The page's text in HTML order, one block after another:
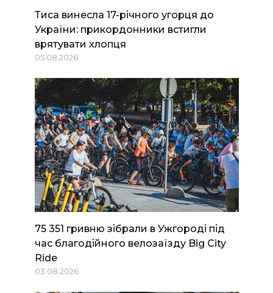
Тиса винесла 17-річного угорця до
України: прикордонники встигли
врятувати хлопця
05.08.2026
75 351 гривню зібрали в Ужгороді під
час благодійного велозаїзду Big Сity
Ride
03.08.2026